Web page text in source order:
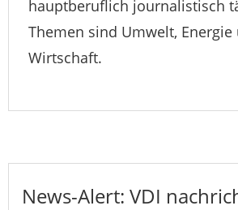
hauptberuflich journalistisch
Themen sind Umwelt, Energie
Wirtschaft.
News-Alert: VDI